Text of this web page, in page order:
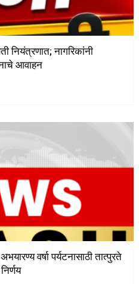
नियंत्रणात; नागरिकांनी
आवाहन
वर्षा पर्यटनासाठी तात्पुरते